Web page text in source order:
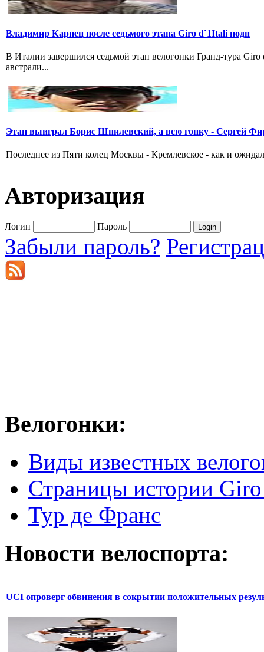
Владимир Карпец после седьмого этапа Giro d`1Itali подн
В Италии завершился седьмой этап велогонки Гранд-тура
австрали...
Этап выиграл Борис Шпилевский, а всю гонку - Сергей
Последнее из Пяти колец Москвы - Кремлевское - как и
Авторизация
Логин Пароль
Забыли пароль?
Велогонки:
Виды известных
Страницы истории
Тур де Франс
Новости велоспорта:
UCI опроверг обвинения в сокрытии положительных